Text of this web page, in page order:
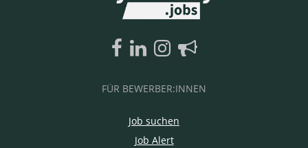
FÜR BEWERBER:INNEN
Job suchen
Job Alert